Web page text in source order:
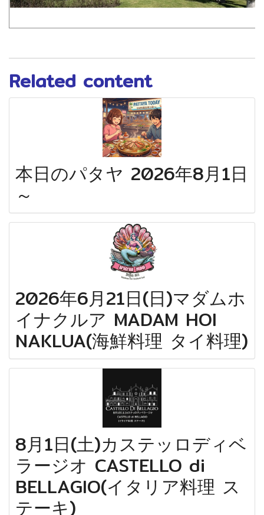
Related content
本日のパタヤ 2026年8月1日
～
2026年6月21日(日)マダムホ
イナクルア MADAM HOI
NAKLUA(海鮮料理 タイ料理)
8月1日(土)カステッロディベ
ラージオ CASTELLO di
BELLAGIO(イタリア料理 ス
テーキ)